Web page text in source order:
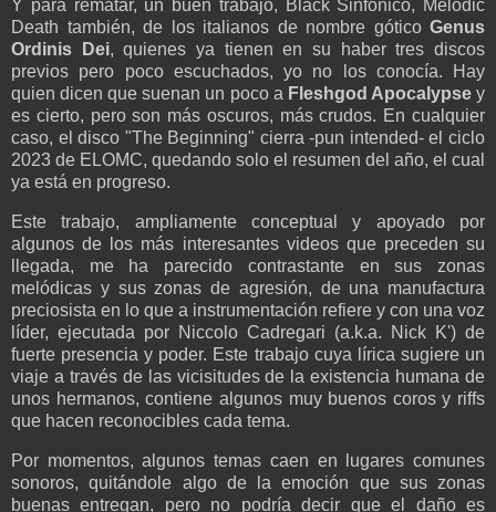
Y para rematar, un buen trabajo, Black Sinfónico, Melodic
Death también, de los italianos de nombre gótico Genus
Ordinis Dei, quienes ya tienen en su haber tres discos
previos pero poco escuchados, yo no los conocía. Hay
quien dicen que suenan un poco a Fleshgod Apocalypsey
es cierto, pero son más oscuros, más crudos. En cualquier
caso, el disco "The Beginning" cierra -pun intended- el ciclo
2023 de ELOMC, quedando solo el resumen del año, el cual
ya está en progreso.
Este trabajo, ampliamente conceptual y apoyado por
algunos de los más interesantes videos que preceden su
llegada, me ha parecido contrastante en sus zonas
melódicas y sus zonas de agresión, de una manufactura
preciosista en lo que a instrumentación refiere y con una voz
líder, ejecutada por Niccolo Cadregari (a.k.a. Nick K') de
fuerte presencia y poder. Este trabajo cuya lírica sugiere un
viaje a través de las vicisitudes de la existencia humana de
unos hermanos, contiene algunos muy buenos coros y riffs
que hacen reconocibles cada tema.
Por momentos, algunos temas caen en lugares comunes
sonoros, quitándole algo de la emoción que sus zonas
buenas entregan, pero no podría decir que el daño es